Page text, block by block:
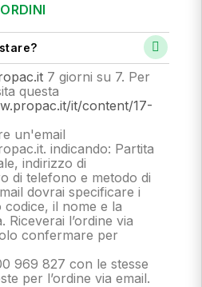
ORDINI
7 giorni su 7. Per
questa
it/content/17-
un'email
. indicando: Partita
indirizzo di
di telefono e metodo di
dovrai specificare i
il nome e la
Riceverai l’ordine via
confermare per
969 827 con le stesse
per l’ordine via email.